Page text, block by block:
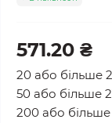
571.20 ₴
20 або більше
50 або більше
200 або більше